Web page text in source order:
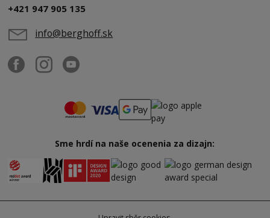
+421 947 905 135
info@berghoff.sk
Sme hrdí na naše ocenenia za dizajn: